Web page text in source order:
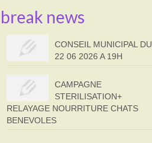
break news
CONSEIL MUNICIPAL DU
22 06 2026 A 19H
CAMPAGNE
STERILISATION+
RELAYAGE NOURRITURE CHATS
BENEVOLES